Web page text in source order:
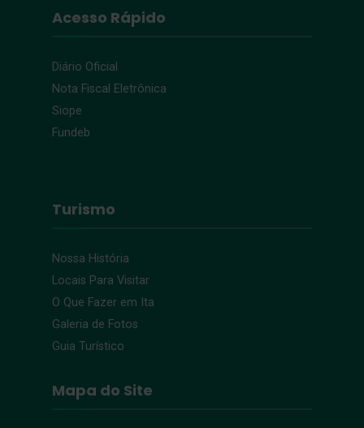
Acesso Rápido
Diário Oficial
Nota Fiscal Eletrônica
Siope
Fundeb
Turismo
Nossa História
Locais Para Visitar
O Que Fazer em Ita
Galeria de Fotos
Guia Turístico
Mapa do Site